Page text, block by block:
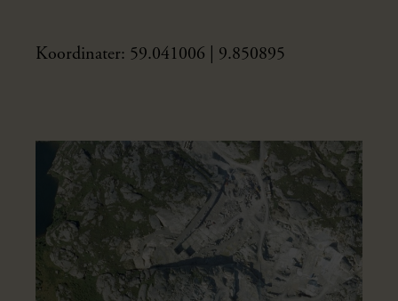
Koordinater: 59.041006 | 9.850895